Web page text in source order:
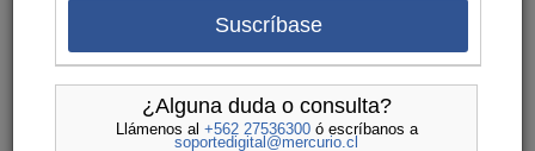
Suscríbase
¿Alguna duda o consulta?
Llámenos al +562 27536300ó escríbanos a
soportedigital@mercurio.cl